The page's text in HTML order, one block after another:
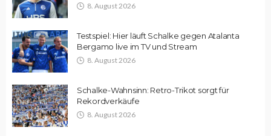
8. August 2026
Testspiel: Hier läuft Schalke gegen Atalanta
Bergamo live im TV und Stream
8. August 2026
Schalke-Wahnsinn: Retro-Trikot sorgt für
Rekordverkäufe
8. August 2026